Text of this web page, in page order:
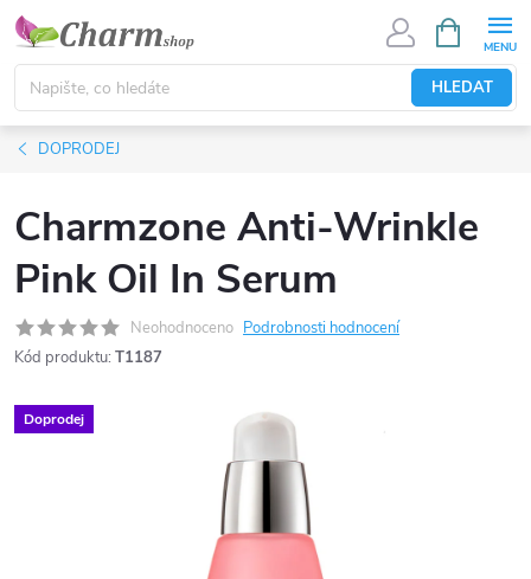
Přejít
obsah
HLEDAT
NÁKUPNÍ
KOŠÍK
DOPRODEJ
Charmzone Anti-Wrinkle
Pink Oil In Serum
Neohodnoceno Podrobnosti hodnocení
Kód produktu: T1187
Doprodej